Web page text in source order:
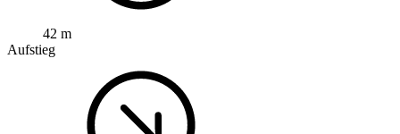
42 m
Aufstieg